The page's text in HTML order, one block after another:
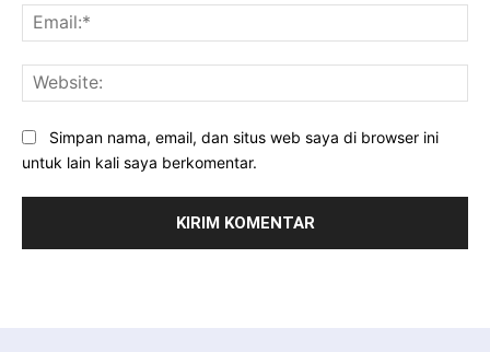
Simpan nama, email, dan situs web saya di browser ini
untuk lain kali saya berkomentar.